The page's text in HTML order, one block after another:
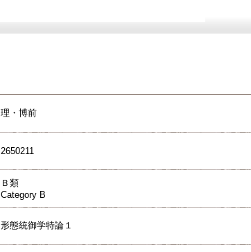
理・博前
2650211
Ｂ類
Category B
形態統御学特論１